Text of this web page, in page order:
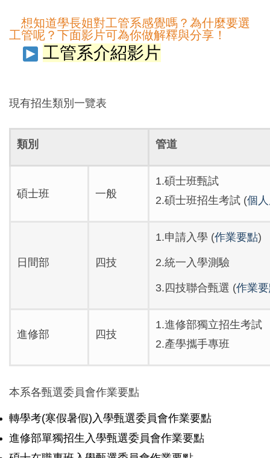
想知道學長姐對工管系感覺嗎？為什麼要選
工管呢？下面影片可為你做解釋與分享！
工管系介紹影片
現有招生類別一覽表
類別 管道
碩士班 一般
1.碩士班甄試
2.碩士班招生考試 (個
日間部 四技
1.申請入學 (作業要點)
2.統一入學測驗
3.四技聯合甄選 (作業
進修部 四技
1.進修部獨立招生考試
2.產學攜手專班
本系各甄選委員會作業要點
轉學考(寒假暑假)入學甄選委員會作業要點
進修部單獨招生入學甄選委員會作業要點